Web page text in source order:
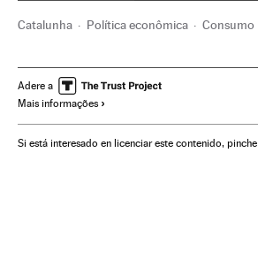
Catalunha Política econômica Consumo
Cultura Economia Big data
Neoliberalismo
Filosofia Banco dados Hábitos consumo
Adere a
Mais informações
Si está interesado en licenciar este contenido, pinche